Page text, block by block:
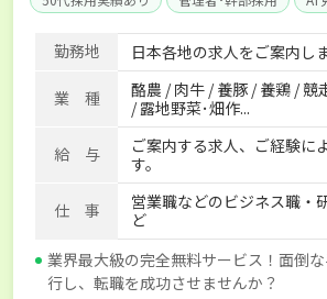
家賃補助制度あり
食事補助あり
残業
賞与実績あり
年間休日100日以上
経験
独立支援可能
社会保険完備 単身寮あり
寮･社宅相談可
勤務地 日本各地の求人をご案内しま
業 種
酪農 / 肉牛 / 養豚 / 養鶏 / 競
/ 露地野菜･畑作...
給 与
ご案内する求人、ご経験に
す。
仕 事
営業職などのビジネス職・
ど
業界最大級の完全無料サービス！面倒
行し、転職を成功させませんか？